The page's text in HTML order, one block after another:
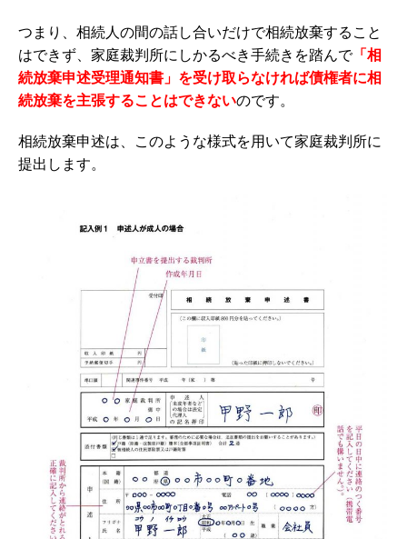
つまり、相続人の間の話し合いだけで相続放棄すること
はできず、家庭裁判所にしかるべき手続きを踏んで「相
続放棄申述受理通知書」を受け取らなければ債権者に相
続放棄を主張することはできないのです。
相続放棄申述は、このような様式を用いて家庭裁判所に
提出します。